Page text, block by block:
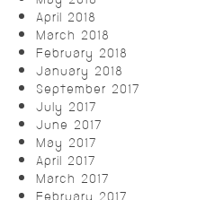
April 2018
March 2018
February 2018
January 2018
September 2017
July 2017
June 2017
May 2017
April 2017
March 2017